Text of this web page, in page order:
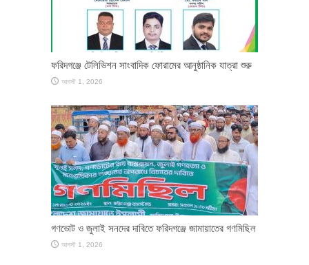
ফরিদগঞ্জে টেলিভিশন সাংবাদিক ফোরামের আনুষ্ঠানিক যাত্রা শুরু
আগস্ট 1, 2026
গণভোট ও জুলাই সনদের দাবিতে ফরিদগঞ্জে জামায়াতের গণমিছিল
আগস্ট 1, 2026